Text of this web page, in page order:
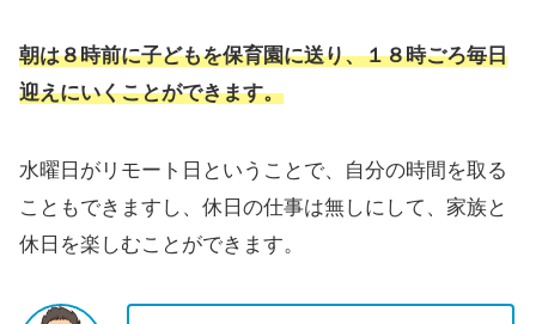
朝は８時前に子どもを保育園に送り、１８時ごろ毎日
迎えにいくことができます。
水曜日がリモート日ということで、自分の時間を取る
こともできますし、休日の仕事は無しにして、家族と
休日を楽しむことができます。